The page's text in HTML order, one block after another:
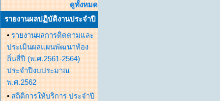
ดูทั้งหมด
รายงานผลปฏิบัติงานประจำปี
• รายงานผลการติดตามและ
ประเมินผลแผนพัฒนาท้อง
ถิ่นสี่ปี (พ.ศ.2561-2564)
ประจำปีงบประมาณ
พ.ศ.2562
• สถิติการให้บริการ ประจำปี